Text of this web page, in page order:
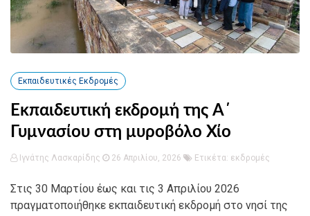
Εκπαιδευτικές Εκδρομές
Εκπαιδευτική εκδρομή της Α΄
Γυμνασίου στη μυροβόλο Χίο
Ιγνάτης Λασκαρίδης 26 Απριλίου, 2026 Ετικέτα: εκδρομές
Στις 30 Μαρτίου έως και τις 3 Απριλίου 2026
πραγματοποιήθηκε εκπαιδευτική εκδρομή στο νησί της